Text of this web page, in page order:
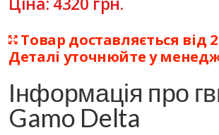
Товар доставляється від
Деталі уточнюйте у
Інформація про
Gamo Delta